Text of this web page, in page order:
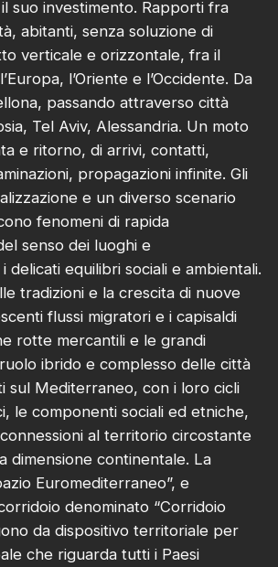
suo investimento. Rapporti fra
abitanti, senza soluzione di
verticale e orizzontale, fra il
l’Oriente e l’Occidente. Da
passando attraverso città
Tel Aviv, Alessandria. Un moto
e ritorno, di arrivi, contatti,
propagazioni infinite. Gli
e un diverso scenario
fenomeni di rapida
senso dei luoghi e
delicati equilibri sociali e ambientali.
tradizioni e la crescita di nuove
flussi migratori e i capisaldi
rotte mercantili e le grandi
ibrido e complesso delle città
sul Mediterraneo, con i loro cicli
le componenti sociali ed etniche,
al territorio circostante
dimensione continentale. La
Euromediterraneo”, e
denominato “Corridoio
da dispositivo territoriale per
che riguarda tutti i Paesi